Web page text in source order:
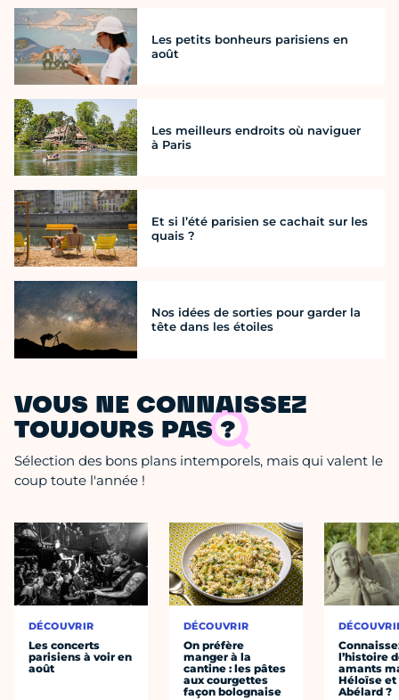
Les petits bonheurs parisiens en
août
Les meilleurs endroits où naviguer
à Paris
Et si l’été parisien se cachait sur les
quais ?
Nos idées de sorties pour garder la
tête dans les étoiles
VOUS NE CONNAISSEZ
TOUJOURS PAS ?
Sélection des bons plans intemporels, mais qui valent le
coup toute l'année !
DÉCOUVRIR
Les concerts
parisiens à voir en
août
DÉCOUVRIR
On préfère
manger à la
cantine : les pâtes
aux courgettes
façon bolognaise
l’histoire
amants
Héloïse et
Abélard ?